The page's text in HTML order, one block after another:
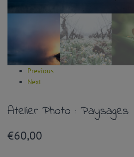
Previous
Next
Atelier Photo : Paysages
€60,00